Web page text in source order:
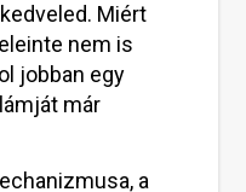
Miért
nem is
jobban egy
már
a